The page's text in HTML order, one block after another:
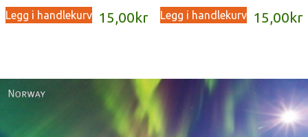
15,00 kr
Legg i handlekurv 15,00 kr
Legg i handlekurv